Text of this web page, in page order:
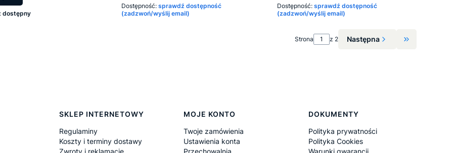
dostępny
Dostępność: sprawdź dostępność
(zadzwoń/wyślij email)
Dostępność: sprawdź dostępność
(zadzwoń/wyślij email)
Strona z 2 Następna Przejdź do
SKLEP INTERNETOWY
Regulaminy
Koszty i terminy dostawy
Zwroty i reklamacje
MOJE KONTO
Twoje zamówienia
Ustawienia konta
Przechowalnia
DOKUMENTY
Polityka prywatności
Polityka Cookies
Warunki gwarancji